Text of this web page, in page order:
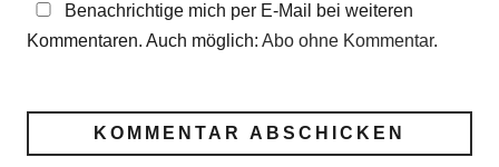
Benachrichtige mich per E-Mail bei weiteren
Kommentaren. Auch möglich: Abo ohne Kommentar.